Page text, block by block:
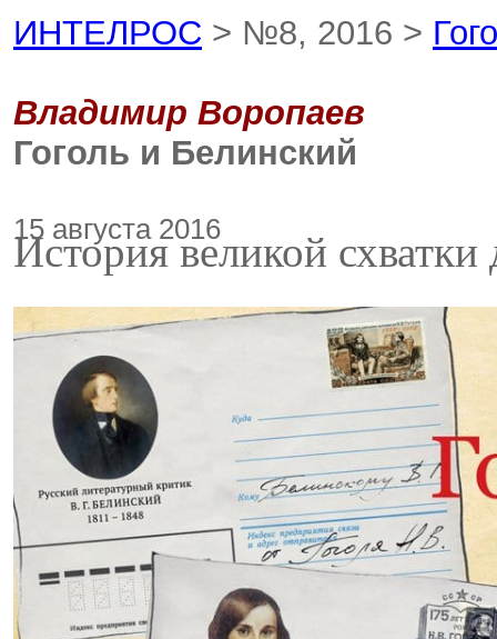
ИНТЕЛРОС > №8, 2016 >
Владимир Воропаев
Гоголь и Белинский
15 августа 2016
История великой